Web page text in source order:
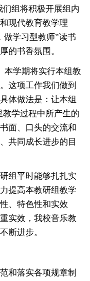
组将积极开展组内
现代教育教学理
做学习型教师”读书
的书香氛围。
学期将实行本组教
这项工作我们做到
体做法是：让本组
学过程中所产生的
面、口头的交流和
共同成长进步的目
组平时能够扎扎实
提高本教研组教学
、特色性和实效
实效，我校音乐教
断进步。
落实各项规章制